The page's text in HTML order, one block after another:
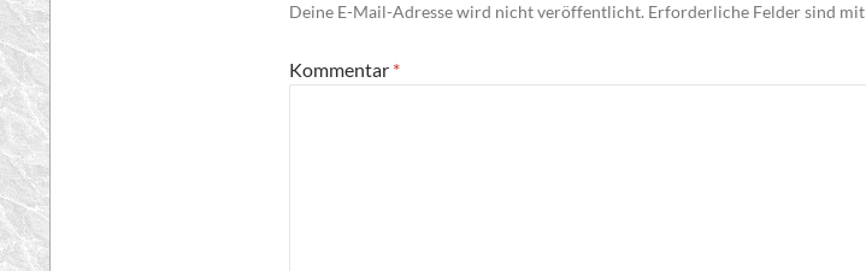
Deine E-Mail-Adresse wird nicht veröffentlicht. Erforderliche Felder sind mit
Kommentar *